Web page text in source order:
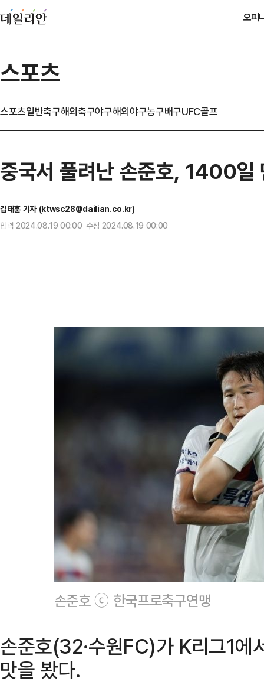
오피
스포츠
스포츠일반축구해외축구야구해외야구농구배구UFC골프
중국서 풀려난 손준호, 1400일
김태훈 기자 (ktwsc28@dailian.co.kr)
입력 2024.08.19 00:00 수정 2024.08.19 00:00
손준호 ⓒ 한국프로축구연맹
손준호(32·수원FC)가 K리그1
맛을 봤다.